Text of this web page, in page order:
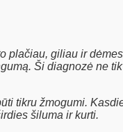
plačiau, giliau ir
Ši diagnozė ne
tikru žmogumi.
šiluma ir kurti.